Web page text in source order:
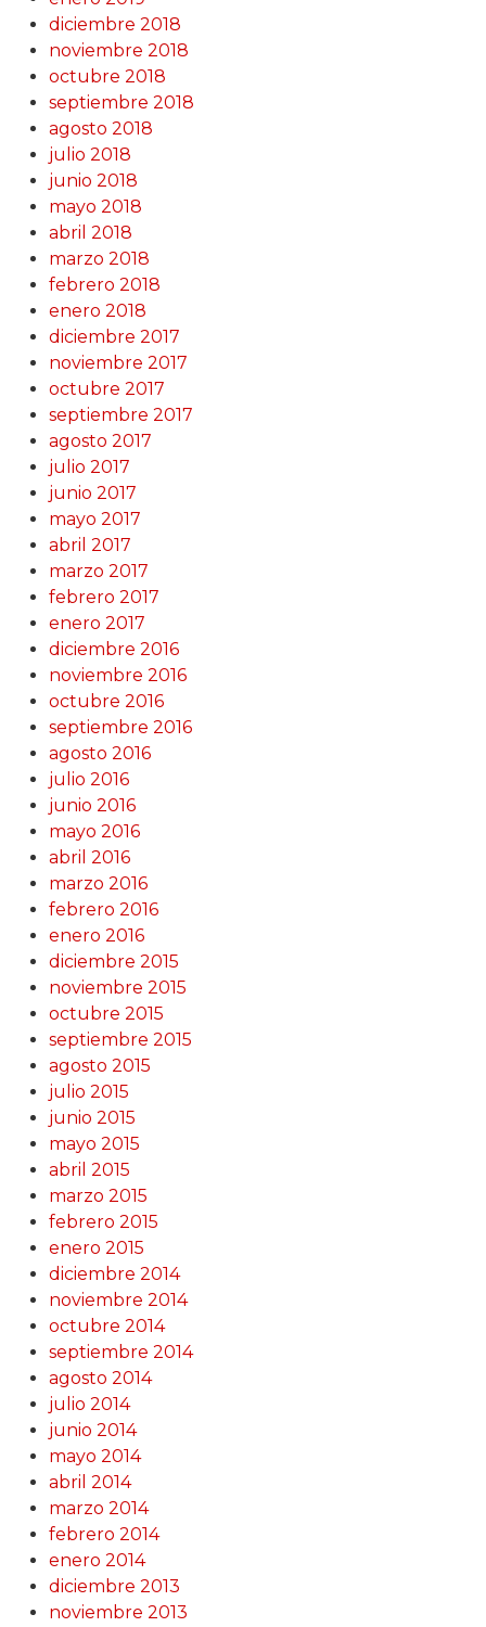
diciembre 2018
noviembre 2018
octubre 2018
septiembre 2018
agosto 2018
julio 2018
junio 2018
mayo 2018
abril 2018
marzo 2018
febrero 2018
enero 2018
diciembre 2017
noviembre 2017
octubre 2017
septiembre 2017
agosto 2017
julio 2017
junio 2017
mayo 2017
abril 2017
marzo 2017
febrero 2017
enero 2017
diciembre 2016
noviembre 2016
octubre 2016
septiembre 2016
agosto 2016
julio 2016
junio 2016
mayo 2016
abril 2016
marzo 2016
febrero 2016
enero 2016
diciembre 2015
noviembre 2015
octubre 2015
septiembre 2015
agosto 2015
julio 2015
junio 2015
mayo 2015
abril 2015
marzo 2015
febrero 2015
enero 2015
diciembre 2014
noviembre 2014
octubre 2014
septiembre 2014
agosto 2014
julio 2014
junio 2014
mayo 2014
abril 2014
marzo 2014
febrero 2014
enero 2014
diciembre 2013
noviembre 2013